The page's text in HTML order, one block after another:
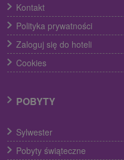
Kontakt
Polityka prywatności
Zaloguj się do hoteli
Cookies
POBYTY
Sylwester
Pobyty świąteczne